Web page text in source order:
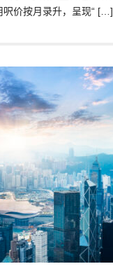
呎价按月录升，呈现“ […]